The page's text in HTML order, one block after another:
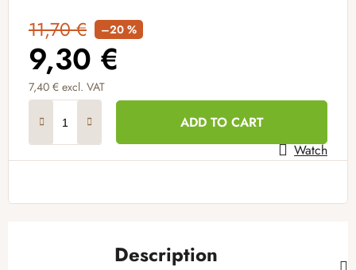
11,70 € –20 %
9,30 €
7,40 € excl. VAT
ADD TO CART
Watch
Description